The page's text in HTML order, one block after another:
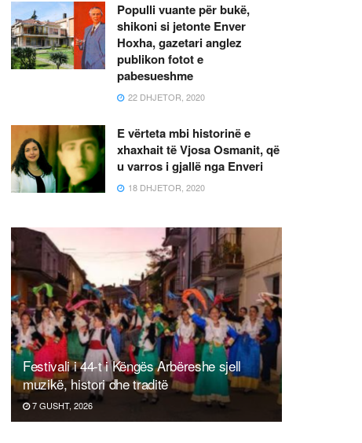
Populli vuante për bukë,
shikoni si jetonte Enver
Hoxha, gazetari anglez
publikon fotot e
pabesueshme
22 DHJETOR, 2020
E vërteta mbi historinë e
xhaxhait të Vjosa Osmanit, që
u varros i gjallë nga Enveri
18 DHJETOR, 2020
Festivali i 44-t i Këngës Arbëreshe sjell
muzikë, histori dhe traditë
7 GUSHT, 2026